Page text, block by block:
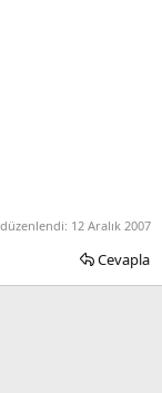
12 Aralık 2007
Cevapla